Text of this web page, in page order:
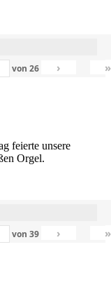
von26 › »
feierte unsere
Orgel.
von39 › »